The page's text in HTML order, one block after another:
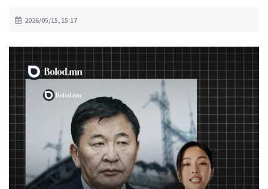
2026/05/15, 15:17